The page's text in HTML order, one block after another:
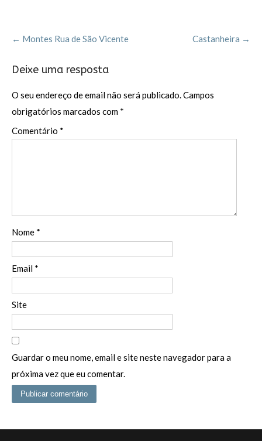
o
navigation
← Montes Rua de São Vicente Castanheira →
Deixe uma resposta
O seu endereço de email não será publicado.Campos
obrigatórios marcados com *
Comentário *
Nome *
Email *
Site
Guardar o meu nome, email e site neste navegador para a
próxima vez que eu comentar.